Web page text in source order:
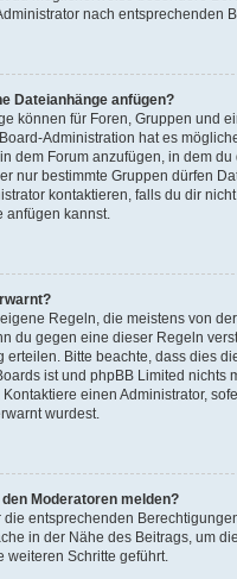
nach entsprechenden
Dateianhänge anfügen?
können für Foren, Gruppen und
Administration hat es
dem Forum anzufügen, in dem du
nur bestimmte Gruppen dürfen
kontaktieren, falls du dir
anfügen kannst.
Regeln, die meistens von
du gegen eine dieser Regeln
erteilen. Bitte beachte, dass dies
ist und phpBB Limited nichts
einen Administrator,
wurdest.
Moderatoren melden?
die entsprechenden
in der Nähe des Beitrags, um
weiteren Schritte geführt.